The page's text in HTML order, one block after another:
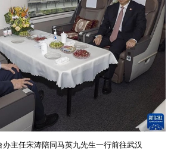
办主任宋涛陪同马英九先生一行前往武汉